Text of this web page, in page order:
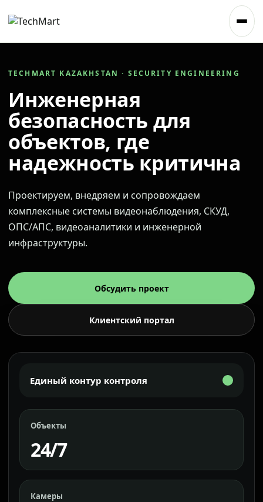
TECHMART KAZAKHSTAN · SECURITY ENGINEERING
Инженерная
безопасность для
объектов, где
надежность критична
Проектируем, внедряем и сопровождаем
комплексные системы видеонаблюдения, СКУД,
ОПС/АПС, видеоаналитики и инженерной
инфраструктуры.
Обсудить проект
Клиентский портал
Единый контур контроля
Объекты
24/7
Камеры